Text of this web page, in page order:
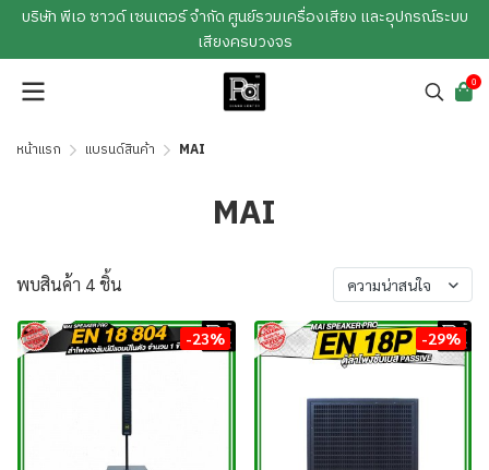
บริษัท พีเอ ซาวด์ เซนเตอร์ จำกัด ศูนย์รวมเครื่องเสียง และอุปกรณ์ระบบ
เสียงครบวงจร
0
หน้าแรก แบรนด์สินค้า MAI
MAI
พบสินค้า 4 ชิ้น ความน่าสนใจ
-23% -29%